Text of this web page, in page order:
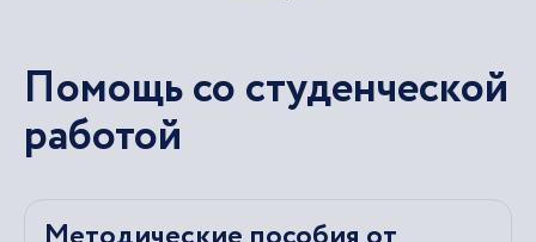
Помощь со студенческой
работой